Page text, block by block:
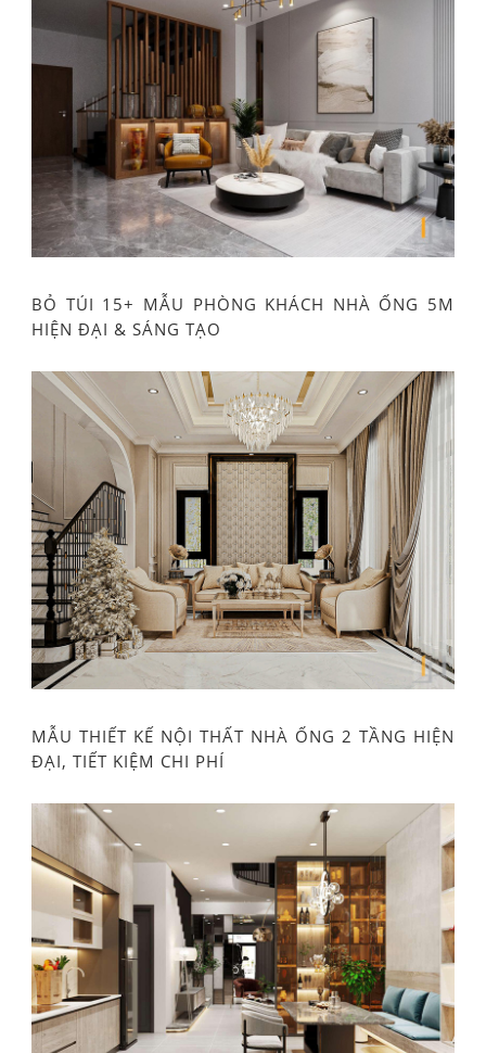
BỎ TÚI 15+ MẪU PHÒNG KHÁCH NHÀ ỐNG 5M
HIỆN ĐẠI & SÁNG TẠO
MẪU THIẾT KẾ NỘI THẤT NHÀ ỐNG 2 TẦNG HIỆN
ĐẠI, TIẾT KIỆM CHI PHÍ